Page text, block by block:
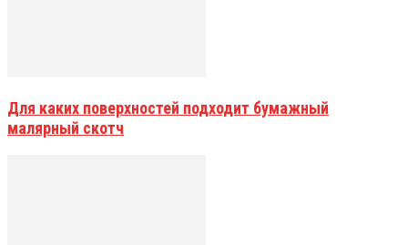
Для каких поверхностей подходит бумажный
малярный скотч